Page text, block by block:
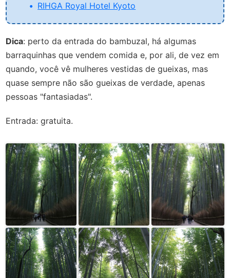
RIHGA Royal Hotel Kyoto
Dica: perto da entrada do bambuzal, há algumas
barraquinhas que vendem comida e, por ali, de vez em
quando, você vê mulheres vestidas de gueixas, mas
quase sempre não são gueixas de verdade, apenas
pessoas "fantasiadas".
Entrada: gratuita.